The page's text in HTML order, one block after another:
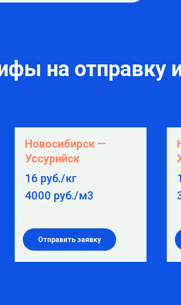
на отправку
Новосибирск —
Уссурийск
16 руб./кг
4000 руб./м3
Отправить заявку